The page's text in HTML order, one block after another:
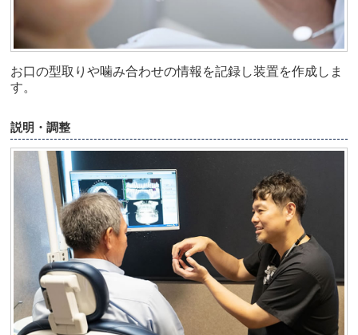
お口の型取りや噛み合わせの情報を記録し装置を作成しま
す。
説明・調整